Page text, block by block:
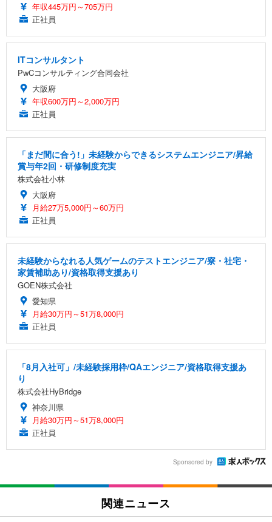
年収445万円～705万円
正社員
ITコンサルタント
PwCコンサルティング合同会社
大阪府
年収600万円～2,000万円
正社員
「まだ間に合う!」未経験からできるシステムエンジニア/昇給
賞与年2回・研修制度充実
株式会社小林
大阪府
月給27万5,000円～60万円
正社員
未経験からなれる人気ゲームのテストエンジニア/寮・社宅・
家賃補助あり/資格取得支援あり
GOEN株式会社
愛知県
月給30万円～51万8,000円
正社員
「8月入社可」/未経験採用枠/QAエンジニア/資格取得支援あ
り
株式会社HyBridge
神奈川県
月給30万円～51万8,000円
正社員
Sponsored by
関連ニュース